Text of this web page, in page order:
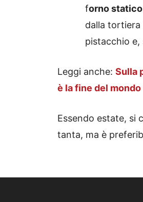
forno
dalla tortiera
pistacchio e,
Leggi anche: Sulla
è la fine del mondo
Essendo estate, si
tanta, ma è